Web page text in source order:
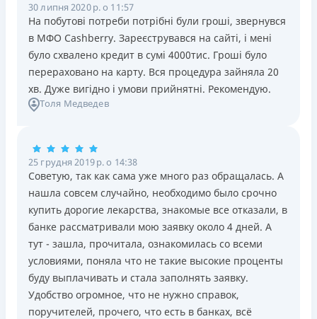
30 липня 2020 р. о 11:57
На побутові потреби потрібні були гроші, звернувся
в МФО Cashberry. Зареєструвався на сайті, і мені
було схвалено кредит в сумі 4000тис. Гроші було
перераховано на карту. Вся процедура зайняла 20
хв. Дуже вигідно і умови прийнятні. Рекомендую.
Толя Медведев
25 грудня 2019 р. о 14:38
Советую, так как сама уже много раз обращалась. А
нашла совсем случайно, необходимо было срочно
купить дорогие лекарства, знакомые все отказали, в
банке рассматривали мою заявку около 4 дней. А
тут - зашла, прочитала, ознакомилась со всеми
условиями, поняла что не такие высокие проценты
буду выплачивать и стала заполнять заявку.
Удобство огромное, что не нужно справок,
поручителей, прочего, что есть в банках, всё